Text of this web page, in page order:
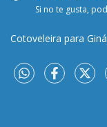
Si no te gusta,
Cotoveleira para